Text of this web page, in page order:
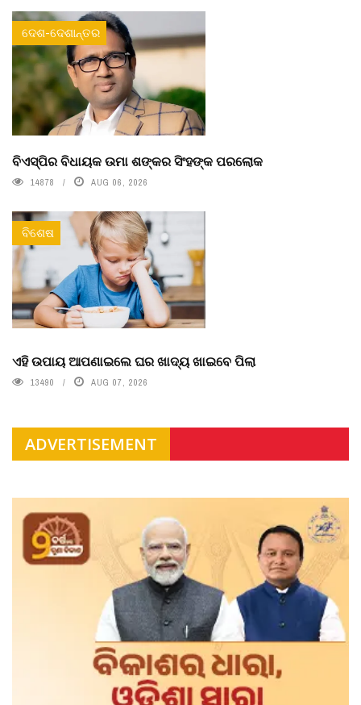
ଦେଶ-ଦେଶାନ୍ତର
ବିଏସ୍‌ପିର ବିଧାୟକ ଉମା ଶଙ୍କର ସିଂହଙ୍କ ପରଲୋକ
14878 AUG 06, 2026
ବିଶେଷ
ଏହି ଉପାୟ ଆପଣାଇଲେ ଘର ଖାଦ୍ୟ ଖାଇବେ ପିଲା
13490 AUG 07, 2026
ADVERTISEMENT